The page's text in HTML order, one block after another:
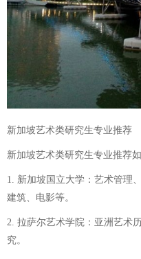
新加坡艺术类研究生专业推荐
新加坡艺术类研究生专业推荐如
1. 新加坡国立大学：艺术管理
建筑、电影等。
2. 拉萨尔艺术学院：亚洲艺术
究。